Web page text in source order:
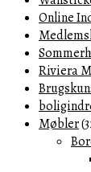
Online
Riviera
Møbler